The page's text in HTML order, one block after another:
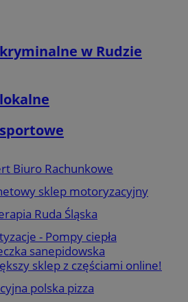
w Rudzie
Biuro Rachunkowe
sklep motoryzacyjny
Ruda Śląska
- Pompy ciepła
sanepidowska
sklep z częściami online!
polska pizza